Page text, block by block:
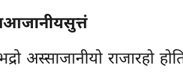
अस्साजानीयो राजारहो